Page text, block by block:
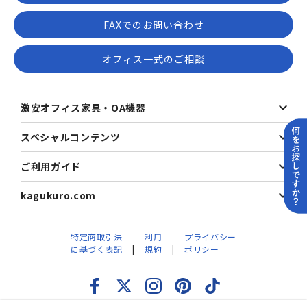
FAXでのお問い合わせ
オフィス一式のご相談
激安オフィス家具・OA機器
スペシャルコンテンツ
ご利用ガイド
kagukuro.com
特定商取引法
に基づく表記
利用
規約
プライバシー
ポリシー